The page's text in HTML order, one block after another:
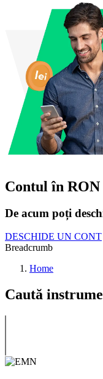
Contul în RON
De acum poți
DESCHIDE UN CONT
Breadcrumb
Home
Caută